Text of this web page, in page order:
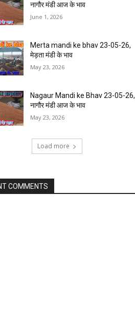
नागौर मंडी आज के भाव
June 1, 2026
Merta mandi ke bhav 23-05-26,
मेड़ता मंडी के भाव
May 23, 2026
Nagaur Mandi ke Bhav 23-05-26,
नागौर मंडी आज के भाव
May 23, 2026
Load more
COMMENTS